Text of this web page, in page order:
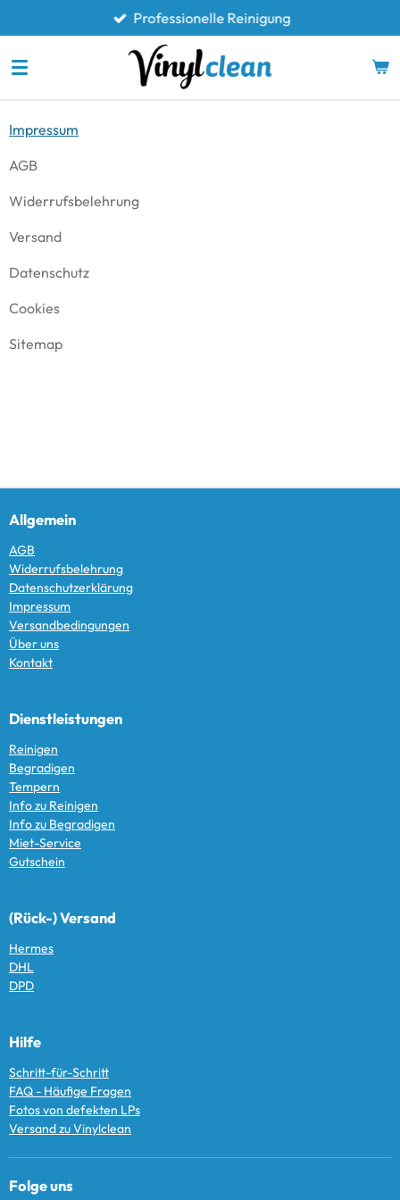
Hauptinhalt
springen
Professionelle Reinigung
Impressum
AGB
Widerrufsbelehrung
Versand
Datenschutz
Cookies
Sitemap
Allgemein
AGB
Widerrufsbelehrung
Datenschutzerklärung
Impressum
Versandbedingungen
Über uns
Kontakt
Dienstleistungen
Reinigen
Begradigen
Tempern
Info zu Reinigen
Info zu Begradigen
Miet-Service
Gutschein
(Rück-) Versand
Hermes
DHL
DPD
Hilfe
Schritt-für-Schritt
FAQ - Häufige Fragen
Fotos von defekten LPs
Versand zu Vinylclean
Folge uns